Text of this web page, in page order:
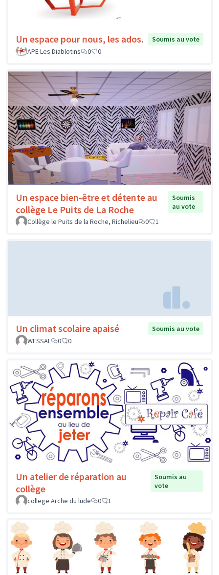
Un espace pour nous, les ados.
Soumis au vote
APE Les Diablotins
0 0
Un espace bien-être et détente au
collège Le Puits de La Roche
Soumis
au vote
Collège le Puits de la Roche, Richelieu
0 1
Un climat scolaire apaisé
Soumis au vote
WESSAL
0 0
Un atelier de réparation au
collège
Soumis au
vote
college Arche du lude
0 1